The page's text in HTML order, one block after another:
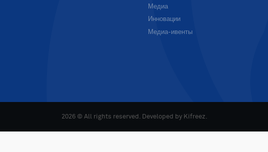
Медиа
Инновации
Медиа-ивенты
2026 © All rights reserved. Developed by Kifreez.